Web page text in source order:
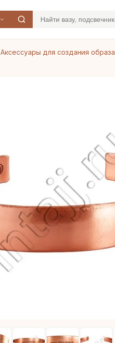
Аксессуары для создания образа